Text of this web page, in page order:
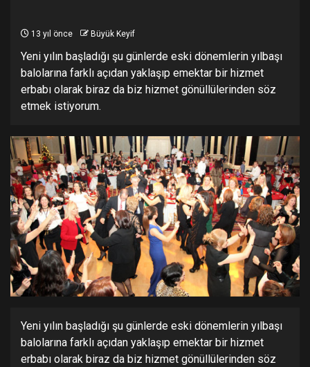
13 yıl önce Büyük Keyif
Yeni yılın başladığı şu günlerde eski dönemlerin yılbaşı
balolarına farklı açıdan yaklaşıp emektar bir hizmet
erbabı olarak biraz da biz hizmet gönüllülerinden söz
etmek istiyorum.
Yeni yılın başladığı şu günlerde eski dönemlerin yılbaşı
balolarına farklı açıdan yaklaşıp emektar bir hizmet
erbabı olarak biraz da biz hizmet gönüllülerinden söz